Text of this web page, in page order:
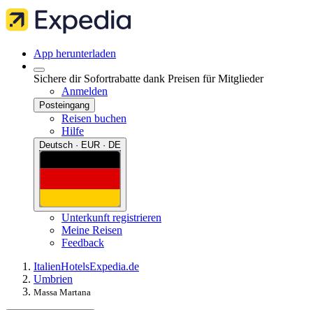
App herunterladen
Sichere dir Sofortrabatte dank Preisen für Mitglieder
Anmelden
Posteingang
Reisen buchen
Hilfe
Deutsch · EUR · DE
Unterkunft registrieren
Meine Reisen
Feedback
ItalienHotelsExpedia.de
Umbrien
Massa Martana